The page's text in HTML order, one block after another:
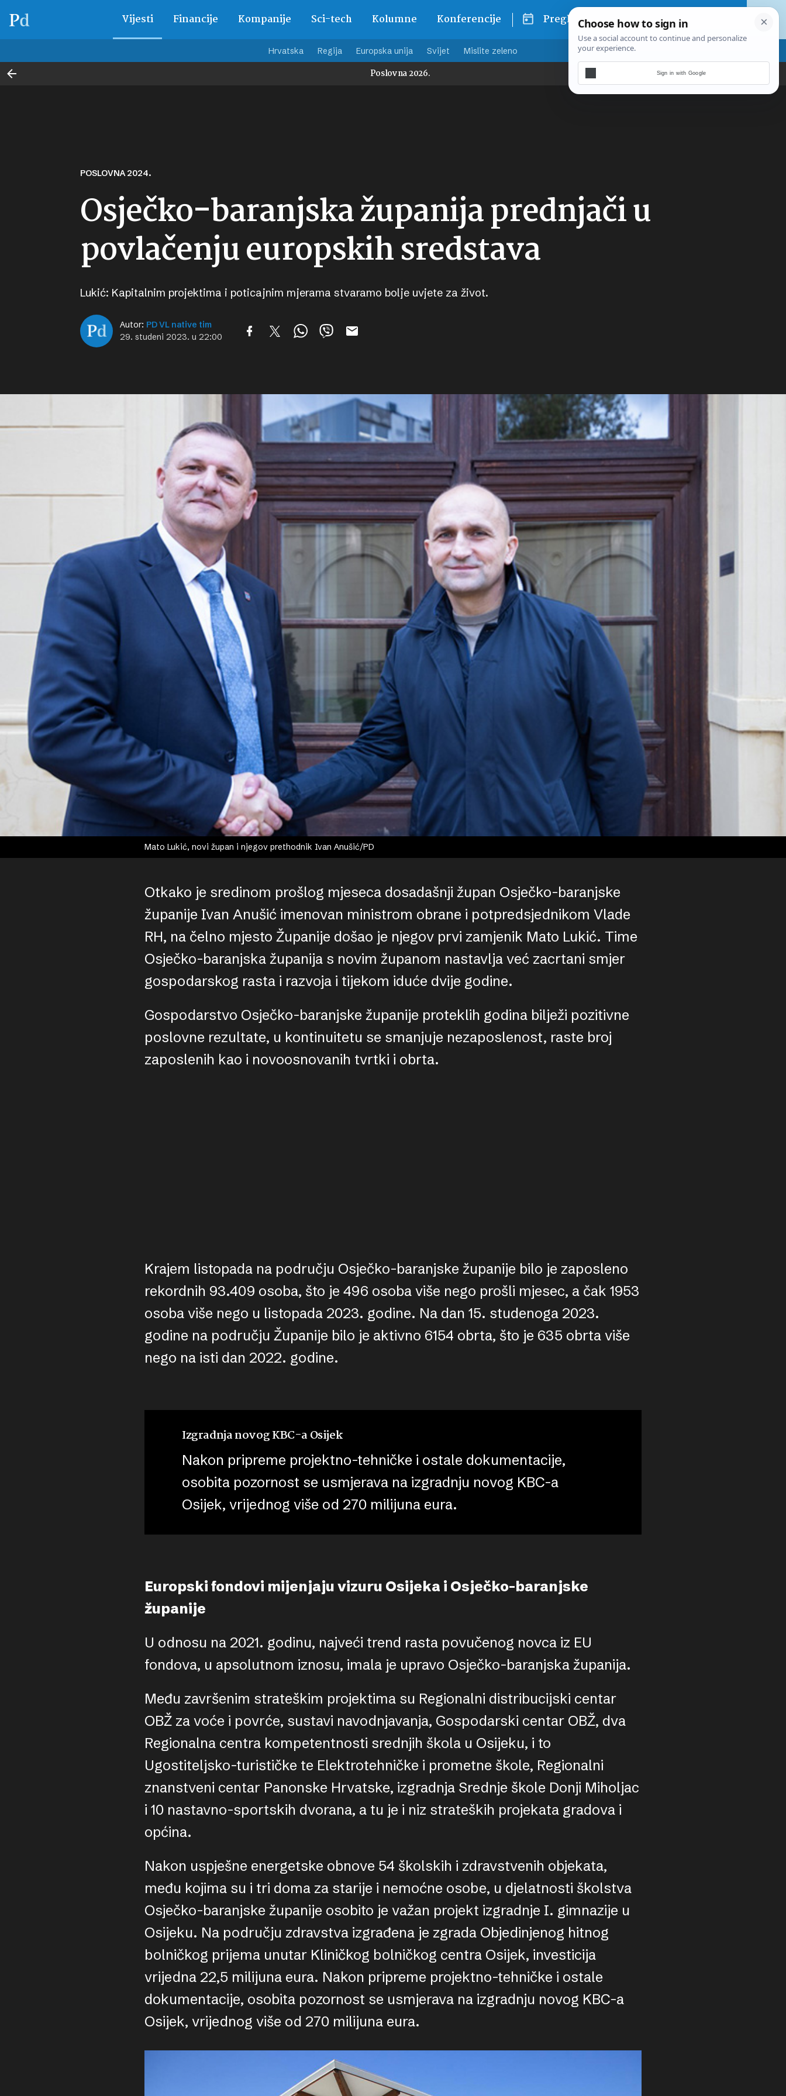
Vijesti Financije Kompanije Sci-tech Kolumne Konferencije Pregled dana
Hrvatska Regija Europska unija Svijet Mislite zeleno
Poslovna 2026.
POSLOVNA 2024.
Osječko-baranjska županija prednjači u
povlačenju europskih sredstava
Lukić: Kapitalnim projektima i poticajnim mjerama stvaramo bolje uvjete za život.
Autor: PD VL native tim
29. studeni 2023. u 22:00
Mato Lukić, novi župan i njegov prethodnik Ivan Anušić/PD
Otkako je sredinom prošlog mjeseca dosadašnji župan Osječko-baranjske
županije Ivan Anušić imenovan ministrom obrane i potpredsjednikom Vlade
RH, na čelno mjesto Županije došao je njegov prvi zamjenik Mato Lukić. Time
Osječko-baranjska županija s novim županom nastavlja već zacrtani smjer
gospodarskog rasta i razvoja i tijekom iduće dvije godine.
Gospodarstvo Osječko-baranjske županije proteklih godina bilježi pozitivne
poslovne rezultate, u kontinuitetu se smanjuje nezaposlenost, raste broj
zaposlenih kao i novoosnovanih tvrtki i obrta.
Krajem listopada na području Osječko-baranjske županije bilo je zaposleno
rekordnih 93.409 osoba, što je 496 osoba više nego prošli mjesec, a čak 1953
osoba više nego u listopada 2023. godine. Na dan 15. studenoga 2023.
godine na području Županije bilo je aktivno 6154 obrta, što je 635 obrta više
nego na isti dan 2022. godine.
Izgradnja novog KBC-a Osijek
Nakon pripreme projektno-tehničke i ostale dokumentacije,
osobita pozornost se usmjerava na izgradnju novog KBC-a
Osijek, vrijednog više od 270 milijuna eura.
Europski fondovi mijenjaju vizuru Osijeka i Osječko-baranjske
županije
U odnosu na 2021. godinu, najveći trend rasta povučenog novca iz EU
fondova, u apsolutnom iznosu, imala je upravo Osječko-baranjska županija.
Među završenim strateškim projektima su Regionalni distribucijski centar
OBŽ za voće i povrće, sustavi navodnjavanja, Gospodarski centar OBŽ, dva
Regionalna centra kompetentnosti srednjih škola u Osijeku, i to
Ugostiteljsko-turističke te Elektrotehničke i prometne škole, Regionalni
znanstveni centar Panonske Hrvatske, izgradnja Srednje škole Donji Miholjac
i 10 nastavno-sportskih dvorana, a tu je i niz strateških projekata gradova i
općina.
Nakon uspješne energetske obnove 54 školskih i zdravstvenih objekata,
među kojima su i tri doma za starije i nemoćne osobe, u djelatnosti školstva
Osječko-baranjske županije osobito je važan projekt izgradnje I. gimnazije u
Osijeku. Na području zdravstva izgrađena je zgrada Objedinjenog hitnog
bolničkog prijema unutar Kliničkog bolničkog centra Osijek, investicija
vrijedna 22,5 milijuna eura. Nakon pripreme projektno-tehničke i ostale
dokumentacije, osobita pozornost se usmjerava na izgradnju novog KBC-a
Osijek, vrijednog više od 270 milijuna eura.
Sign in with Google